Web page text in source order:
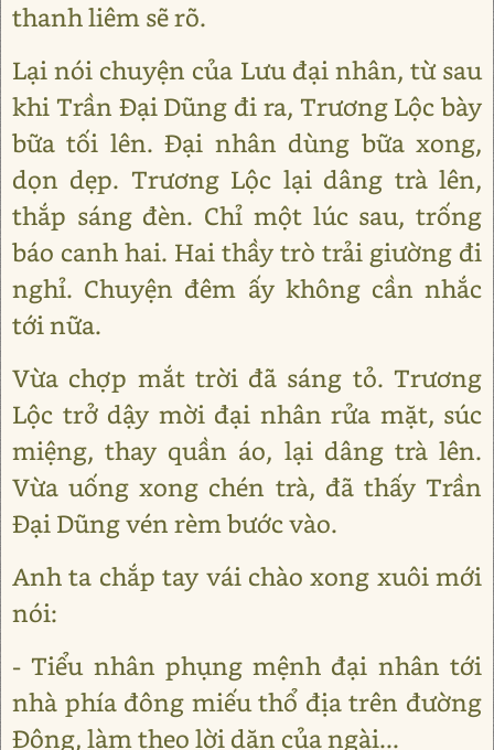
thanh liêm sẽ rõ.
Lại nói chuyện của Lưu đại nhân, từ sau
khi Trần Đại Dũng đi ra, Trương Lộc bày
bữa tối lên. Đại nhân dùng bữa xong,
dọn dẹp. Trương Lộc lại dâng trà lên,
thắp sáng đèn. Chỉ một lúc sau, trống
báo canh hai. Hai thầy trò trải giường đi
nghỉ. Chuyện đêm ấy không cần nhắc
tới nữa.
Vừa chợp mắt trời đã sáng tỏ. Trương
Lộc trở dậy mời đại nhân rửa mặt, súc
miệng, thay quần áo, lại dâng trà lên.
Vừa uống xong chén trà, đã thấy Trần
Đại Dũng vén rèm bước vào.
Anh ta chắp tay vái chào xong xuôi mới
nói:
- Tiểu nhân phụng mệnh đại nhân tới
nhà phía đông miếu thổ địa trên đường
Đông, làm theo lời dặn của ngài...